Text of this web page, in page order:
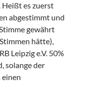
Heißt es zuerst
abgestimmt und
gewährt
hätte),
Leipzig e.V. 50%
solange der